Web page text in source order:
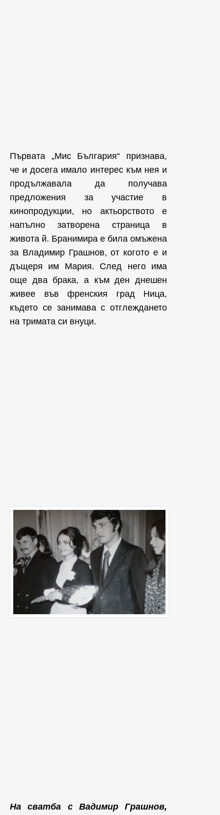
Първата „Мис България“ признава,
че и досега имало интерес към нея и
продължавала да получава
предложения за участие в
кинопродукции, но актьорството е
напълно затворена страница в
живота й. Бранимира е била омъжена
за Владимир Грашнов, от когото е и
дъщеря им Мария. След него има
още два брака, а към ден днешен
живее във френския град Ница,
където се занимава с отглеждането
на тримата си внуци.
На сватба с Вадимир Грашнов,